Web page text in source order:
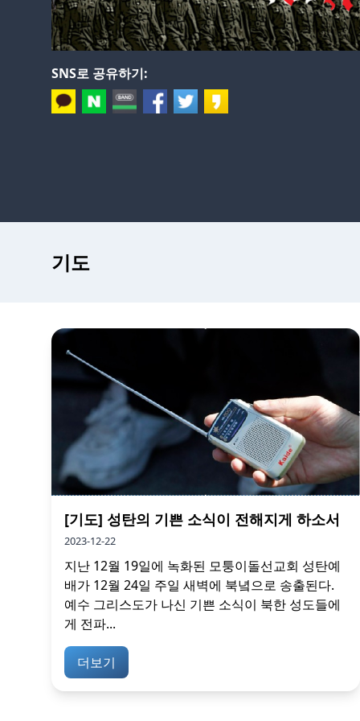
SNS로 공유하기:
기도
[기도] 성탄의 기쁜 소식이 전해지게 하소서
2023-12-22
지난 12월 19일에 녹화된 모퉁이돌선교회 성탄예
배가 12월 24일 주일 새벽에 북녘으로 송출된다.
예수 그리스도가 나신 기쁜 소식이 북한 성도들에
게 전파...
더보기